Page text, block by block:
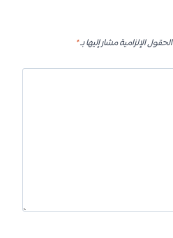
الحقول الإلزامية مشار إليها بـ*